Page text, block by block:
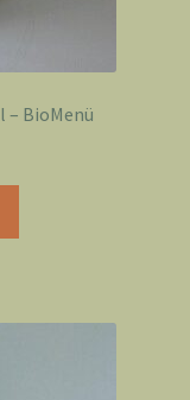
– BioMenü